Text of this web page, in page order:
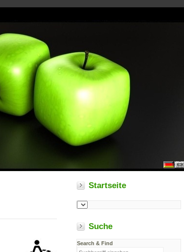
Startseite
Suche
Search & Find